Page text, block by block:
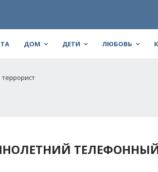
ДОМ ДЕТИ ЛЮБОВЬ